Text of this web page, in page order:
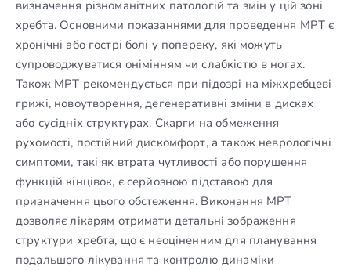
визначення різноманітних патологій та змін у цій зоні
хребта. Основними показаннями для проведення МРТ є
хронічні або гострі болі у попереку, які можуть
супроводжуватися онімінням чи слабкістю в ногах.
Також МРТ рекомендується при підозрі на міжхребцеві
грижі, новоутворення, дегенеративні зміни в дисках
або сусідніх структурах. Скарги на обмеження
рухомості, постійний дискомфорт, а також неврологічні
симптоми, такі як втрата чутливості або порушення
функцій кінцівок, є серйозною підставою для
призначення цього обстеження. Виконання МРТ
дозволяє лікарям отримати детальні зображення
структури хребта, що є неоціненним для планування
подальшого лікування та контролю динаміки